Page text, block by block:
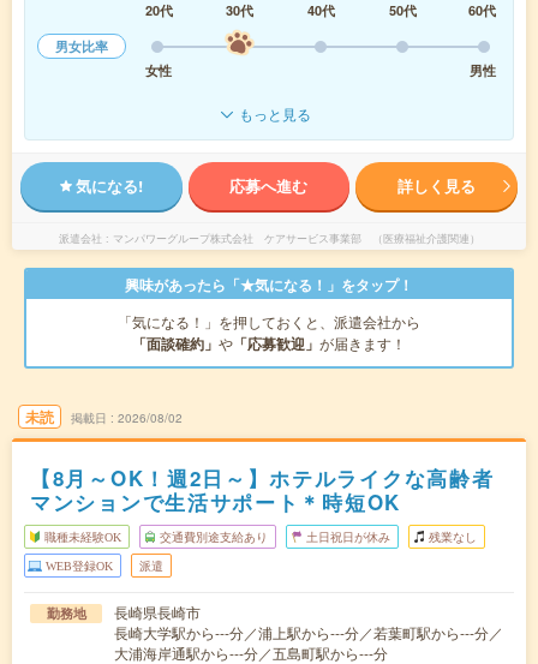
20代
30代 40代 50代
60代
男女比率
女性
男性
もっと見る
気になる! 応募へ進む 詳しく見る
派遣会社 マンパワーグループ株式会社 ケアサービス事業部 （医療福祉介護関連）
興味があったら「★気になる！」をタップ！
「気になる！」を押しておくと、派遣会社から
「面談確約」 や 「応募歓迎」 が届きます！
未読 掲載日 2026/08/02
【8月～OK！週2日～】ホテルライクな高齢者
マンションで生活サポート＊時短OK
職種未経験OK 交通費別途支給あり 土日祝日が休み 残業なし
WEB登録OK 派遣
勤務地
長崎県長崎市
長崎大学駅から---分／浦上駅から---分／若葉町駅から---分／
大浦海岸通駅から---分／五島町駅から---分